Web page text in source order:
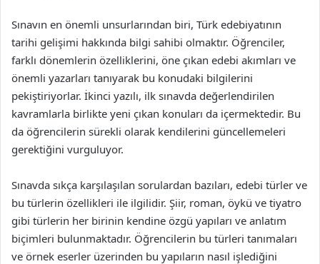
Sınavın en önemli unsurlarından biri, Türk edebiyatının
tarihi gelişimi hakkında bilgi sahibi olmaktır. Öğrenciler,
farklı dönemlerin özelliklerini, öne çıkan edebi akımları ve
önemli yazarları tanıyarak bu konudaki bilgilerini
pekiştiriyorlar. İkinci yazılı, ilk sınavda değerlendirilen
kavramlarla birlikte yeni çıkan konuları da içermektedir. Bu
da öğrencilerin sürekli olarak kendilerini güncellemeleri
gerektiğini vurguluyor.
Sınavda sıkça karşılaşılan sorulardan bazıları, edebi türler ve
bu türlerin özellikleri ile ilgilidir. Şiir, roman, öykü ve tiyatro
gibi türlerin her birinin kendine özgü yapıları ve anlatım
biçimleri bulunmaktadır. Öğrencilerin bu türleri tanımaları
ve örnek eserler üzerinden bu yapıların nasıl işlediğini